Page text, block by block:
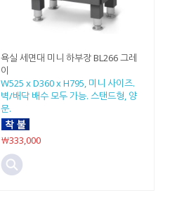
욕실 세면대 미니 하부장 BL266 그레
이
W525 x D360 x H795, 미니 사이즈.
벽/배닥 배수 모두 가능. 스탠드형, 양
문.
￦333,000